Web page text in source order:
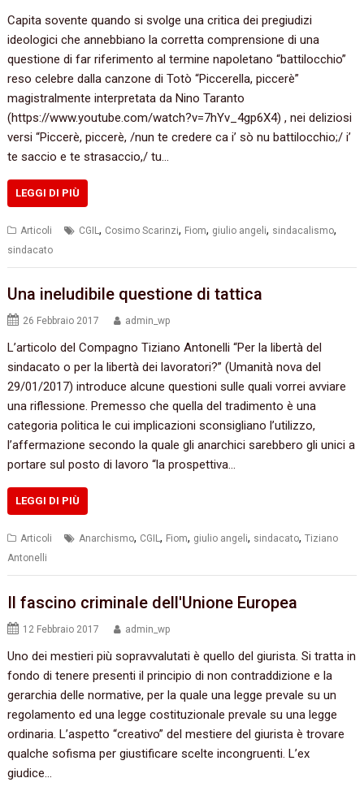
Capita sovente quando si svolge una critica dei pregiudizi‭
‬ideologici che annebbiano la corretta comprensione di una
questione di far riferimento al termine napoletano‭ “‬battilocchio‭”
‬reso celebre dalla canzone di Totò‭ “‬Piccerella,‭ ‬piccerè‭”
‬magistralmente interpretata da Nino Taranto
(https://www.youtube.com/watch?v‭=‬7hYv‭_‬4gp6X4) ,‭ ‬nei deliziosi
versi‭ “Piccerè,‭ ‬piccerè,‭ ‬/nun te credere ca i‭’ ‬sò nu battilocchio‭;‬/‭ ‬i‭’
‬te saccio e te strasaccio,/‭ ‬tu…
LEGGI DI PIÙ
Articoli CGIL, Cosimo Scarinzi, Fiom, giulio angeli, sindacalismo,
sindacato
Una ineludibile questione di tattica
26 Febbraio 2017 admin_wp
L’articolo del Compagno Tiziano Antonelli‭ ‬“Per la libertà del
sindacato o per la libertà dei lavoratori‭?” ‬(Umanità nova del‭
‬29/01/2017‭) ‬introduce alcune questioni sulle quali vorrei avviare
una riflessione. Premesso che quella del tradimento è una
categoria politica le cui implicazioni sconsigliano l’utilizzo,‭
‬l’affermazione secondo la quale gli anarchici sarebbero gli unici a
portare sul posto di lavoro‭ ‬“la prospettiva…
LEGGI DI PIÙ
Articoli Anarchismo, CGIL, Fiom, giulio angeli, sindacato,Tiziano
Antonelli
Il fascino criminale dell'Unione Europea
12 Febbraio 2017 admin_wp
Uno dei mestieri più sopravvalutati è quello del giurista.‭ ‬Si tratta in
fondo di tenere presenti il principio di non contraddizione e la
gerarchia delle normative,‭ ‬per la quale una legge prevale su un
regolamento ed una legge costituzionale prevale su una legge
ordinaria.‭ ‬L‭’‬aspetto‭ “‬creativo‭”‬ del mestiere del giurista è trovare
qualche sofisma per giustificare scelte incongruenti.‭ ‬L‭’‬ex
giudice…